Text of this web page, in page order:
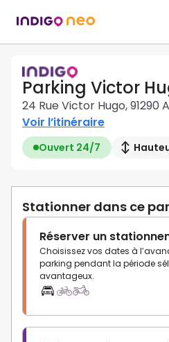
Parking Victor
24 Rue Victor Hugo, 91290
Voir l’itinéraire
Ouvert 24/7
Stationner dans ce
Réserver un
Choisissez vos dates à
parking pendant la période
avantageux.